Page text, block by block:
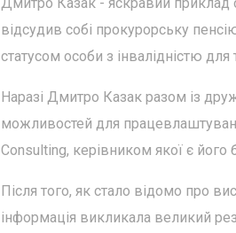
відсудив собі прокурорську
статусом особи з інвалідністю
Наразі Дмитро Казак разом із
можливостей для
Consulting, керівником якої є його
Після того, як стало відомо про
інформація викликала великий